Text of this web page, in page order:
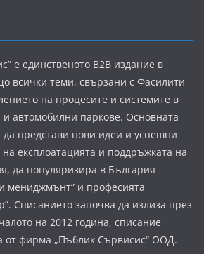
е единственото B2B издание в
всички теми, свързани с Фасилити
на процесите и системите в
автомобилни паркове. Основната
да представи нови идеи и успешни
на експлоатацията и поддръжката на
да популяризира в България
мениджмънт” и професията
Списанието започва да излиза през
на 2012 година, списание
от фирма „Пъблик Сървисис“ ООД.